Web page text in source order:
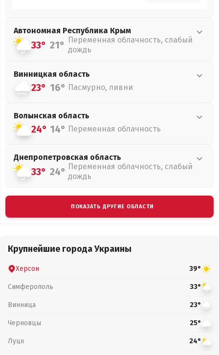
Автономная Республика Крым
33° 21° Переменная облачность, слабый
дождь
Винницкая область
23° 16° Пасмурно, ливни
Волынская область
24° 14° Переменная облачность
Днепропетровская область
33° 24° Переменная облачность, слабый
дождь
ПОКАЗАТЬ ДРУГИЕ ОБЛАСТИ
Крупнейшие города Украины
Херсон 39°
Симферополь 33°
Винница 23°
Черновцы 25°
Луцк 24°